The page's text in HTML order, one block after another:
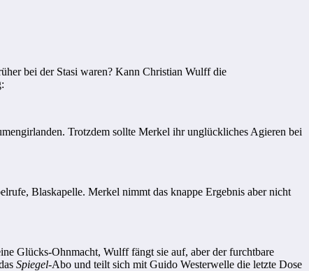
bei der Stasi waren? Kann Christian Wulff die
Trotzdem sollte Merkel ihr unglückliches Agieren bei
Blaskapelle. Merkel nimmt das knappe Ergebnis aber nicht
Glücks-Ohnmacht, Wulff fängt sie auf, aber der furchtbare
Spiegel-Abo und teilt sich mit Guido Westerwelle die letzte Dose